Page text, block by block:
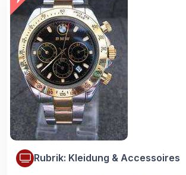
Rubrik: Kleidung & Accessoires